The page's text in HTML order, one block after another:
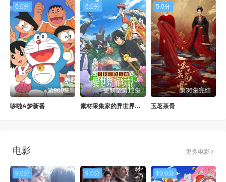
6.0分
第909集
哆啦A梦新番
6.0分
更新至第12集
素材采集家的异世界旅行记
5.0分
第36集完结
玉茗茶骨
电影 更多电影
9.0分 9.0分 10.0分